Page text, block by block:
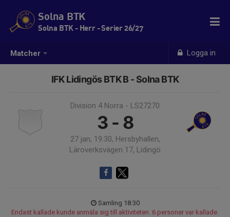
Matcher Logga in
Solna BTK
Solna BTK - Herr - Serier 26/27
IFK Lidingös BTK B - Solna BTK
Division 4 Norra - LS27270
3 - 8
27 jan, 19:30, Hersbyhallen,
Läroverksvägen 17, Lidingö
Samling 18:30
Endast kallade kunde anmäla sig till aktiviteten. 6 personer var kallade.